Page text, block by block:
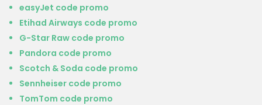
easyJet code promo
Etihad Airways code promo
G-Star Raw code promo
Pandora code promo
Scotch & Soda code promo
Sennheiser code promo
TomTom code promo